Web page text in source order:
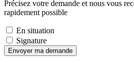
Précisez votre demande et nous vous
rapidement possible
En situation
Signature
Envoyer ma demande